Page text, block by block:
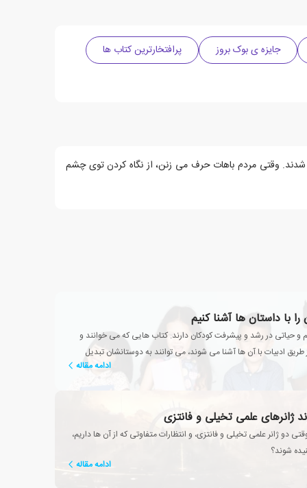
جایزه ی بوک بروز
پرافتخارترین کتاب ها
وقتی مردم باهات حرف می زنن، از نگاه کردن توی چشم
را با داستان ها آشنا کنیم
حیاتی در رشد و پیشرفت کودکان دارند. کتاب هایی که می خوانند و
ادبیات با آن ها آشنا می شوند، می توانند به دوستانشان تبدیل
ادامه مقاله
ژانرهای علمی تخیلی و فانتزی
دو ژانر علمی تخیلی و فانتزی، و انتظارات متفاوتی که از آن ها داریم،
شوند؟
ادامه مقاله